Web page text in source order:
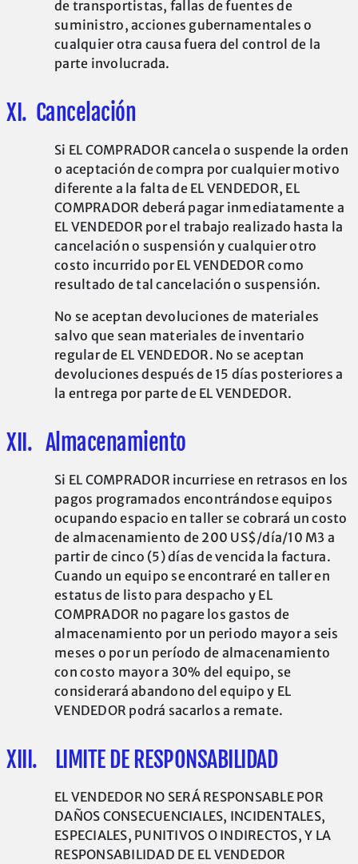
de transportistas, fallas de fuentes de
suministro, acciones gubernamentales o
cualquier otra causa fuera del control de la
parte involucrada.
XI. Cancelación
Si EL COMPRADOR cancela o suspende la orden
o aceptación de compra por cualquier motivo
diferente a la falta de EL VENDEDOR, EL
COMPRADOR deberá pagar inmediatamente a
EL VENDEDOR por el trabajo realizado hasta la
cancelación o suspensión y cualquier otro
costo incurrido por EL VENDEDOR como
resultado de tal cancelación o suspensión.
No se aceptan devoluciones de materiales
salvo que sean materiales de inventario
regular de EL VENDEDOR. No se aceptan
devoluciones después de 15 días posteriores a
la entrega por parte de EL VENDEDOR.
XII. Almacenamiento
Si EL COMPRADOR incurriese en retrasos en los
pagos programados encontrándose equipos
ocupando espacio en taller se cobrará un costo
de almacenamiento de 200 US$/día/10 M3 a
partir de cinco (5) días de vencida la factura.
Cuando un equipo se encontraré en taller en
estatus de listo para despacho y EL
COMPRADOR no pagare los gastos de
almacenamiento por un periodo mayor a seis
meses o por un período de almacenamiento
con costo mayor a 30% del equipo, se
considerará abandono del equipo y EL
VENDEDOR podrá sacarlos a remate.
XIII. LIMITE DE RESPONSABILIDAD
EL VENDEDOR NO SERÁ RESPONSABLE POR
DAÑOS CONSECUENCIALES, INCIDENTALES,
ESPECIALES, PUNITIVOS O INDIRECTOS, Y LA
RESPONSABILIDAD DE EL VENDEDOR